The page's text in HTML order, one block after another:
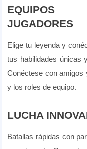
EQUIPOS
JUGADORES
Elige tu leyenda y
tus habilidades únicas
Conéctese con amigos
y los roles de equipo.
LUCHA
Batallas rápidas con